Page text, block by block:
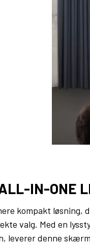
IN-ONE
kompakt løsning,
valg. Med en
leverer denne